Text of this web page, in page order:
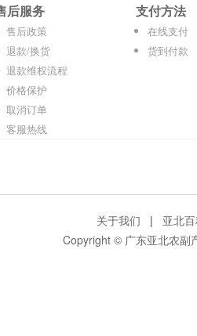
后服务
售后政策
退款/换货
退款维权流程
价格保护
取消订单
客服热线
支付方法
在线支付
货到付款
关于我们 | 亚北
Copyright © 广东亚北农副